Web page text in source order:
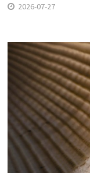
2026-07-27